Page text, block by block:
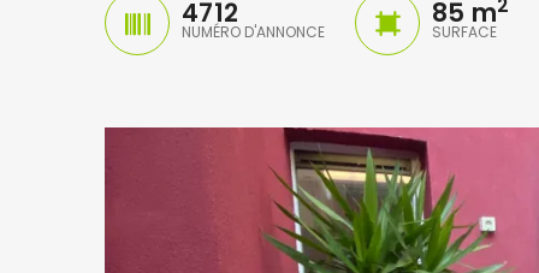
4712
NUMÉRO D'ANNONCE
85 m2
SURFACE